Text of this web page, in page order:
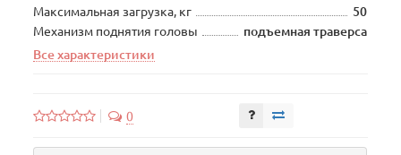
Максимальная загрузка, кг
50
Механизм поднятия головы
подъемная траверса
Все характеристики
0